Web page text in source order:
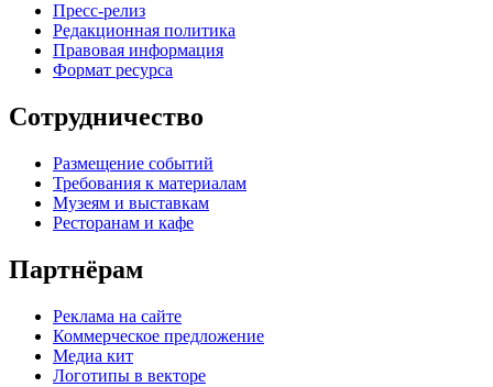
Пресс-релиз
Редакционная политика
Правовая информация
Формат ресурса
Сотрудничество
Размещение событий
Требования к материалам
Музеям и выставкам
Ресторанам и кафе
Партнёрам
Реклама на сайте
Коммерческое предложение
Медиа кит
Логотипы в векторе